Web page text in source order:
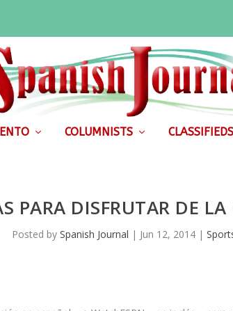
COLUMNISTS CLASSIFIEDS
PARA DISFRUTAR DE
Posted by Spanish Journal | Jun 12, 2014 |